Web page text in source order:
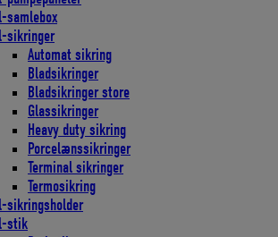
samlebox
sikringer
Automat sikring
Bladsikringer
Bladsikringer store
Glassikringer
Heavy duty sikring
Porcelænssikringer
Terminal sikringer
Termosikring
sikringsholder
stik